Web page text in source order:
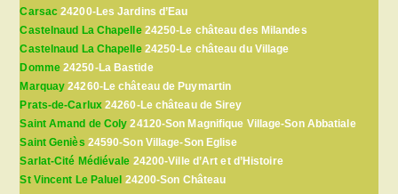
Carsac 24200-Les Jardins d’Eau
Castelnaud La Chapelle24250-Le château des Milandes
Castelnaud La Chapelle24250-Le château du Village
Domme24250-La Bastide
Marquay 24260-Le château de Puymartin
Prats-de-Carlux24260-Le château de Sirey
Saint Amand de Coly 24120-Son Magnifique Village-Son Abbatiale
Saint Geniès 24590-Son Village-Son Eglise
Sarlat-Cité Médiévale 24200-Ville d’Art et d’Histoire
St Vincent Le Paluel 24200-Son Château